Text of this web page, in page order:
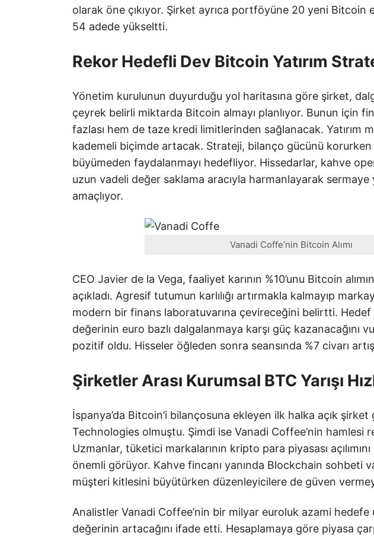
olarak öne çıkıyor. Şirket ayrıca portföyüne 20 yeni Bitcoin
54 adede yükseltti.
Rekor Hedefli Dev Bitcoin Yatırım
Yönetim kurulunun duyurduğu yol haritasına göre şirket,
çeyrek belirli miktarda Bitcoin almayı planlıyor. Bunun için
fazlası hem de taze kredi limitlerinden sağlanacak. Yatırım
kademeli biçimde artacak. Strateji, bilanço gücünü korurken
büyümeden faydalanmayı hedefliyor. Hissedarlar, kahve
uzun vadeli değer saklama aracıyla harmanlayarak sermaye
amaçlıyor.
Vanadi Coffe’nin Bitcoin Alımı
CEO Javier de la Vega, faaliyet karının %10’unu Bitcoin
açıkladı. Agresif tutumun karlılığı artırmakla kalmayıp
modern bir finans laboratuvarına çevireceğini belirtti.
değerinin euro bazlı dalgalanmaya karşı güç kazanacağını
pozitif oldu. Hisseler öğleden sonra seansında %7 civarı
Şirketler Arası Kurumsal BTC Yarışı
İspanya’da Bitcoin’i bilançosuna ekleyen ilk halka açık şirket
Technologies olmuştu. Şimdi ise Vanadi Coffee’nin hamlesi
Uzmanlar, tüketici markalarının kripto para piyasası
önemli görüyor. Kahve fincanı yanında Blockchain sohbeti
müşteri kitlesini büyütürken düzenleyicilere de güven
Analistler Vanadi Coffee’nin bir milyar euroluk azami hedefe
değerinin artacağını ifade etti. Hesaplamaya göre piyasa